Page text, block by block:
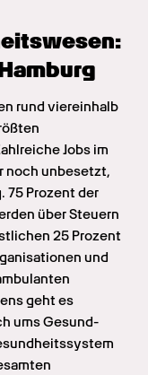
rund viereinhalb
Jobs im
noch unbesetzt,
75 Prozent der
über Steuern
25 Prozent
und
geht es
ums Gesund-